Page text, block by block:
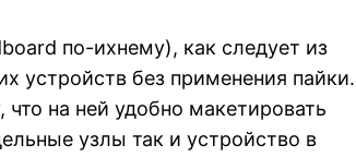
по-ихнему), как следует из
устройств без применения пайки.
на ней удобно макетировать
узлы так и устройство в